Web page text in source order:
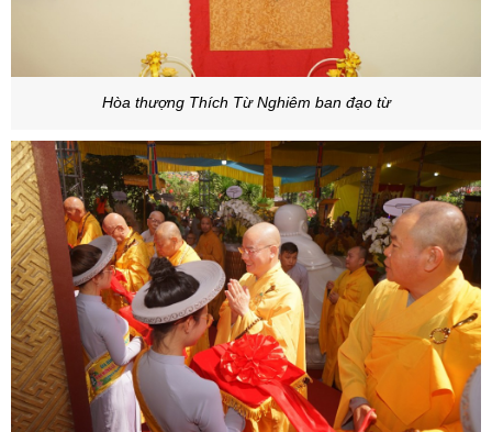
Hòa thượng Thích Từ Nghiêm ban đạo từ